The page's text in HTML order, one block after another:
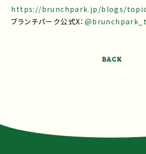
https://brunchpark.jp/blogs/
ブランチパーク公式X：
BACK